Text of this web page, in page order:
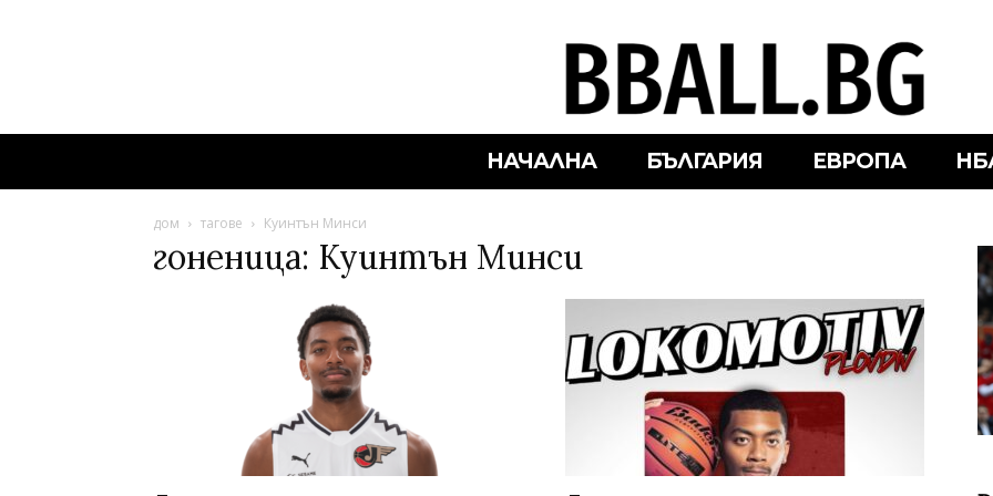
НАЧАЛНА БЪЛГАРИЯ ЕВРОПА
дом тагове Куинтън Минси
гоненица: Куинтън Минси